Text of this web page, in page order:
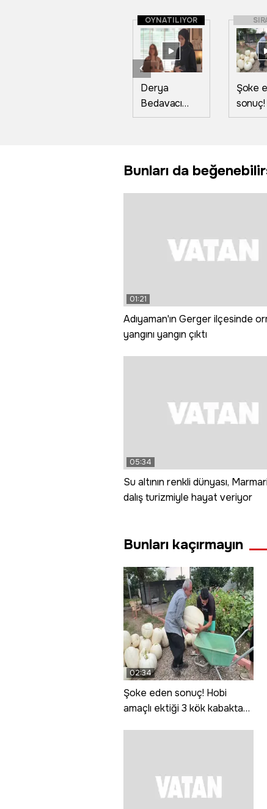
OYNATILIYOR
Derya
Bedavacı
‘Piyasa’yı
anlayan yok!
Şoke
tonun
ürün
Bunları da
01:21
Adıyaman'ın Gerger ilçesinde
yangını yangın çıktı
05:34
Su altının renkli dünyası,
dalış turizmiyle hayat veriyor
Bunları kaçırmayın
02:34
Şoke eden sonuç! Hobi
amaçlı ektiği 3 kök kabaktan